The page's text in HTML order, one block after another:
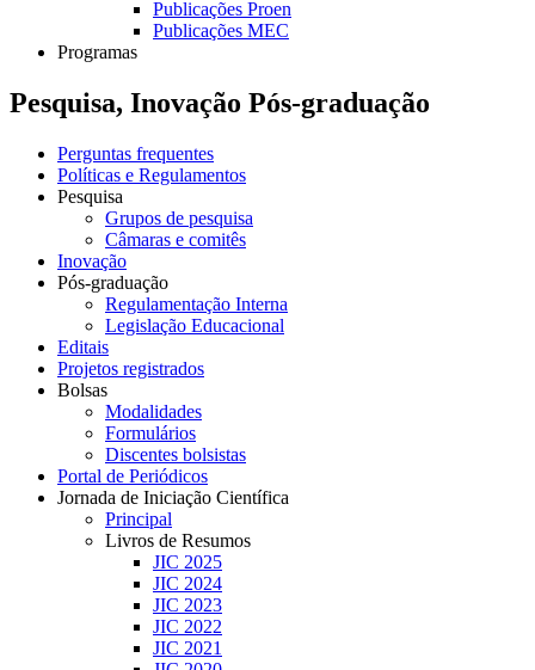
Publicações Proen
Publicações MEC
Programas
Pesquisa, Inovação Pós-graduação
Perguntas frequentes
Políticas e Regulamentos
Pesquisa
Grupos de pesquisa
Câmaras e comitês
Inovação
Pós-graduação
Regulamentação Interna
Legislação Educacional
Editais
Projetos registrados
Bolsas
Modalidades
Formulários
Discentes bolsistas
Portal de Periódicos
Jornada de Iniciação Científica
Principal
Livros de Resumos
JIC 2025
JIC 2024
JIC 2023
JIC 2022
JIC 2021